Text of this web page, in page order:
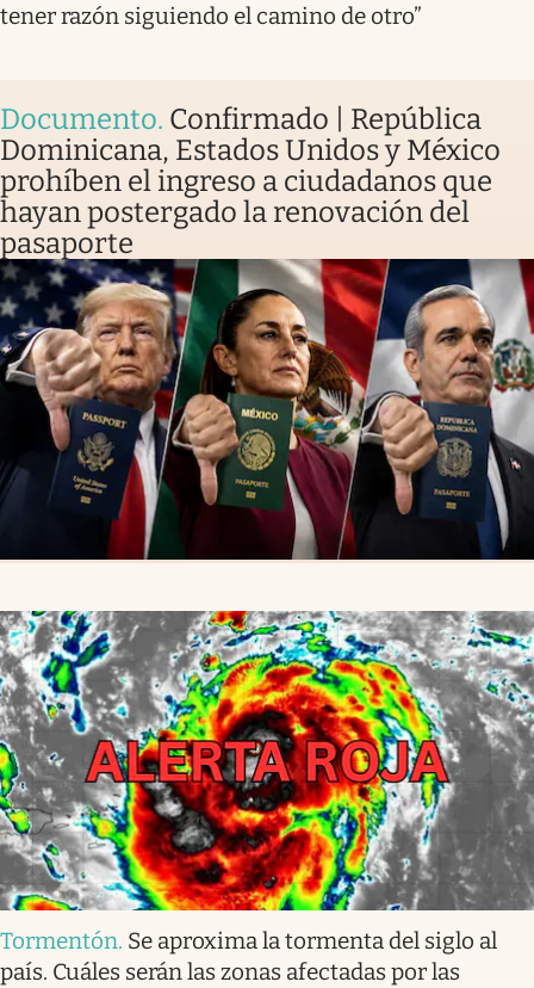
tener razón siguiendo el camino de otro”
Documento. Confirmado | República
Dominicana, Estados Unidos y México
prohíben el ingreso a ciudadanos que
hayan postergado la renovación del
pasaporte
Tormentón. Se aproxima la tormenta del siglo al
país. Cuáles serán las zonas afectadas por las